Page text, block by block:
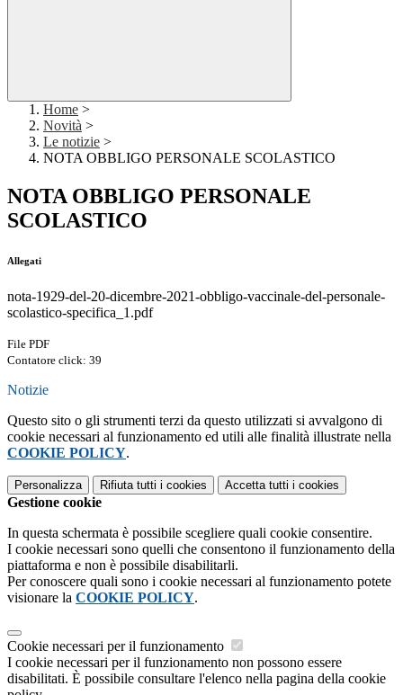
Home >
Novità >
Le notizie >
NOTA OBBLIGO PERSONALE SCOLASTICO
NOTA OBBLIGO PERSONALE
SCOLASTICO
Allegati
nota-1929-del-20-dicembre-2021-obbligo-vaccinale-del-personale-
scolastico-specifica_1.pdf
File PDF
Contatore click: 39
Notizie
Questo sito o gli strumenti terzi da questo utilizzati si avvalgono di
cookie necessari al funzionamento ed utili alle finalità illustrate nella
COOKIE POLICY.
Personalizza Rifiuta tutti i cookies Accetta tutti i cookies
Gestione cookie
In questa schermata è possibile scegliere quali cookie consentire.
I cookie necessari sono quelli che consentono il funzionamento della
piattaforma e non è possibile disabilitarli.
Per conoscere quali sono i cookie necessari al funzionamento potete
visionare la COOKIE POLICY.
Cookie necessari per il funzionamento
I cookie necessari per il funzionamento non possono essere
disabilitati. È possibile consultare l'elenco nella pagina della cookie